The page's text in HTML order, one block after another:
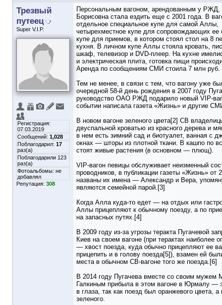
Трезвый
путеец
Super V.I.P.
Регистрация:
07.03.2019
Сообщений: 1,028
Поблагодарил: 17
раз(а)
Поблагодарили 123
раз(а)
Фотоальбомы: не
добавлял
Репутация: 308
Персональным вагоном, арендованным у
Борисовна стала ездить еще с 2001 года. В
отдельное специальное купе для самой Аллы,
четырехместное купе для сопровождающих ее
купе для приемов, в котором стоял стол на 8
кухня. В личном купе Аллы стояла кровать,
шкаф, телевизор и DVD-плеер. На кухне
и электрическая плита, готовка пищи
Аренда по сообщениям СМИ стоила 7 млн руб.
Тем не менее, в связи с тем, что вагону уже
очередной 58-й день рождения в 2007 году
руководство ОАО РЖД подарило новый VIP-
событии написала газета «Жизнь» и другие
В новом вагоне зеленого цвета[2] СВ
двуспальной кроватью из красного дерева и
в нем есть зимний сад и биотуалет, ванная с
окнах — шторы из плотной ткани. В кашпо по
стоят живые растения (в основном — плющ).
VIP-вагон певицы обслуживает неизменный
проводников, в публикации газеты «Жизнь» от
названы их имена — Александр и Вера,
являются семейной парой.[3]
Когда Алла куда-то едет — на отдых или
Аллы прицепляют к обычному поезду, а по
на запасных путях.[4]
В 2009 году из-за угрозы теракта Пугачевой
Киев на своем вагоне (при терактах наиболее
— хвост поезда, куда обычно прицепляют ее
прицепить и в голову поезда[5]), взамен ей
места в обычном СВ-вагоне того же поезда.[6]
В 2014 году Пугачева вместе со своим мужем
Галкиным прибыла в этом вагоне в Юрмалу —
в глаза, так как поезд был оранжевого цвета,
зеленого.